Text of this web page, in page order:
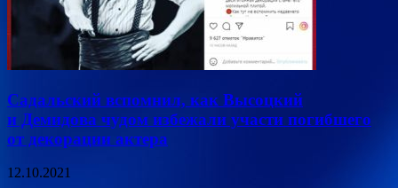
Садальский вспомнил, как Высоцкий
и Демидова чудом избежали участи погибшего
от декорации актера
12.10.2021